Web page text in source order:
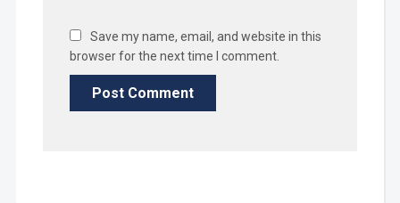
Save my name, email, and website in this
browser for the next time I comment.